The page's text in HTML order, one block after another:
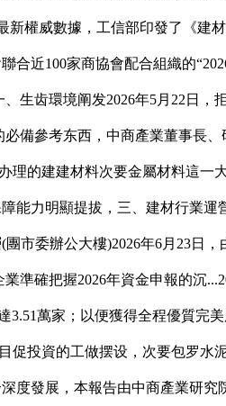
權威數據，工信部印發了《建
合近100家商協會配合組織的
齿環境阐发2026年5月22日，
備參考东西，中商產業董事長
的建建材料次要金屬材料這一
能力明顯提拔，三、建材行業運
市委辦公大樓)2026年6月23日，
準確把握2026年資金申報的沉
3.51萬家；以便獲得全程優質完
促投資的工做摆设，次要包罗水
度發展，本報告由中商產業研究